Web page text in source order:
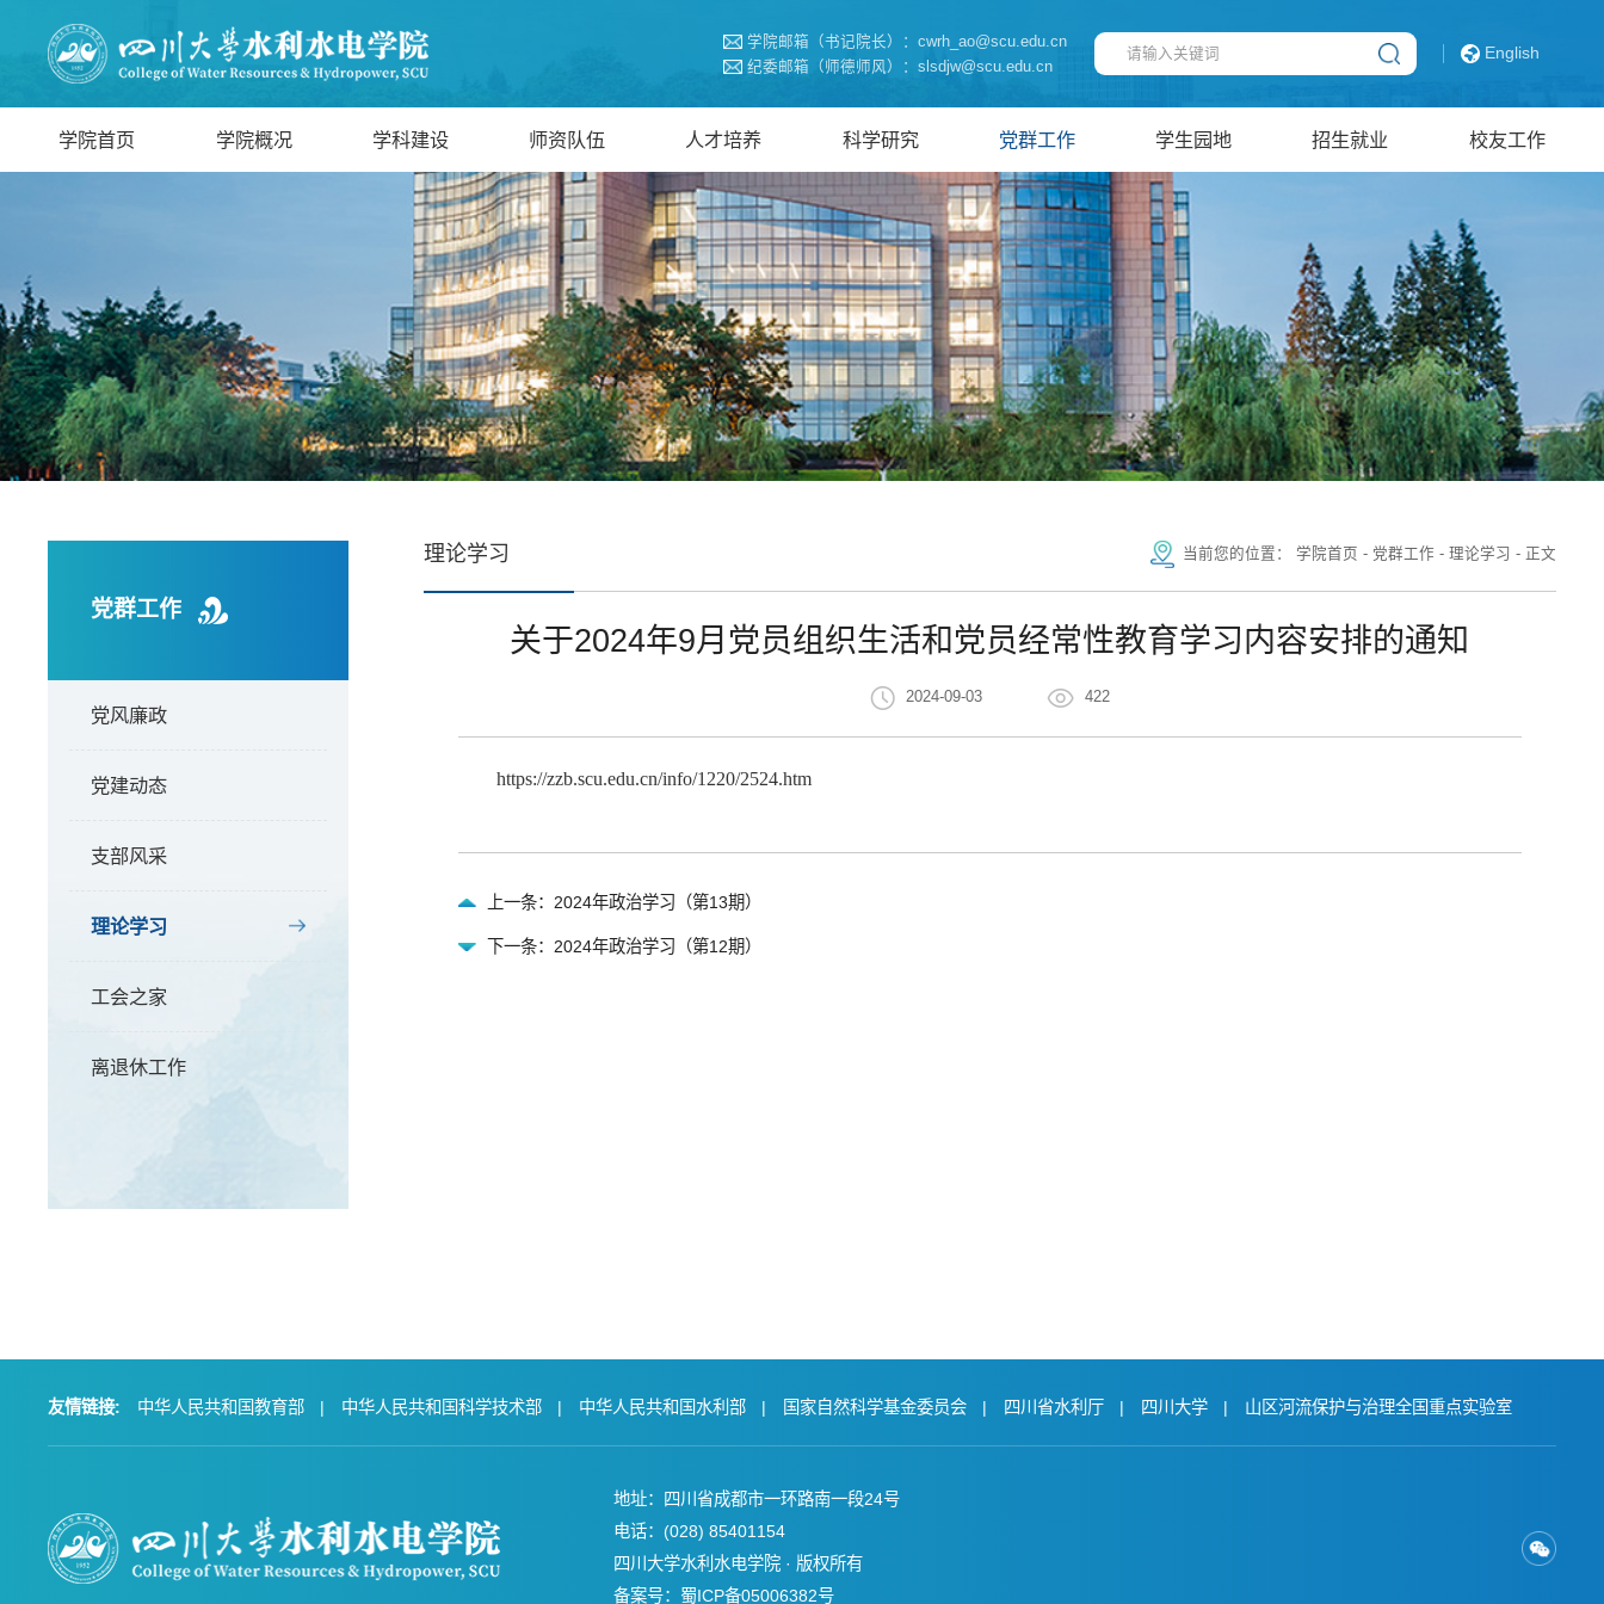
学院邮箱（书记院长）：cwrh_ao@scu.edu.cn
纪委邮箱（师德师风）：slsdjw@scu.edu.cn
English
学院首页 学院概况 学科建设 师资队伍 人才培养 科学研究 党群工作 学生园地 招生就业 校友工作
党群工作
党风廉政
党建动态
支部风采
理论学习
工会之家
离退休工作
理论学习 当前您的位置： 学院首页 - 党群工作 - 理论学习 - 正文
关于2024年9月党员组织生活和党员经常性教育学习内容安排的通知
2024-09-03 422
https://zzb.scu.edu.cn/info/1220/2524.htm
上一条：2024年政治学习（第13期）
下一条：2024年政治学习（第12期）
友情链接: 中华人民共和国教育部 | 中华人民共和国科学技术部 | 中华人民共和国水利部 | 国家自然科学基金委员会 | 四川省水利厅 | 四川大学 | 山区河流保护与治理全国重点实验室
地址：四川省成都市一环路南一段24号
电话：(028) 85401154
四川大学水利水电学院 · 版权所有
备案号：蜀ICP备05006382号